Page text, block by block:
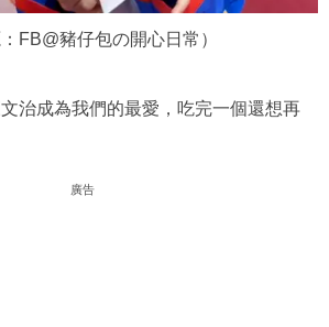
：FB@豬仔包の開心日常）
治成為我們的最愛，吃完一個還想再
廣告